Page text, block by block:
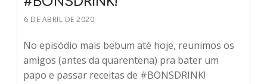
6 DE ABRIL DE 2020
No episódio mais bebum até hoje, reunimos os
amigos (antes da quarentena) pra bater um
papo e passar receitas de #BONSDRINK!